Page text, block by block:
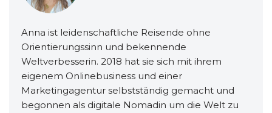
Anna ist leidenschaftliche Reisende ohne
Orientierungssinn und bekennende
Weltverbesserin. 2018 hat sie sich mit ihrem
eigenem Onlinebusiness und einer
Marketingagentur selbstständig gemacht und
begonnen als digitale Nomadin um die Welt zu